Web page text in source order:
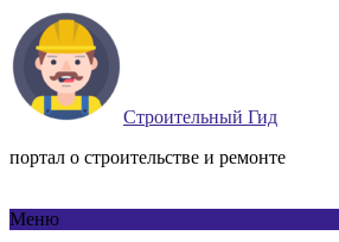
Строительный Гид
портал о строительстве и ремонте
Меню